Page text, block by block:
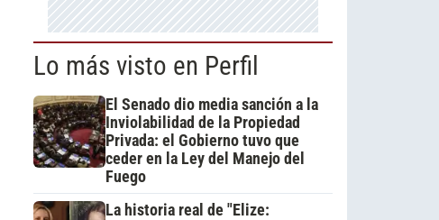
Lo más visto en Perfil
El Senado dio media sanción a la
Inviolabilidad de la Propiedad
Privada: el Gobierno tuvo que
ceder en la Ley del Manejo del
Fuego
La historia real de "Elize: